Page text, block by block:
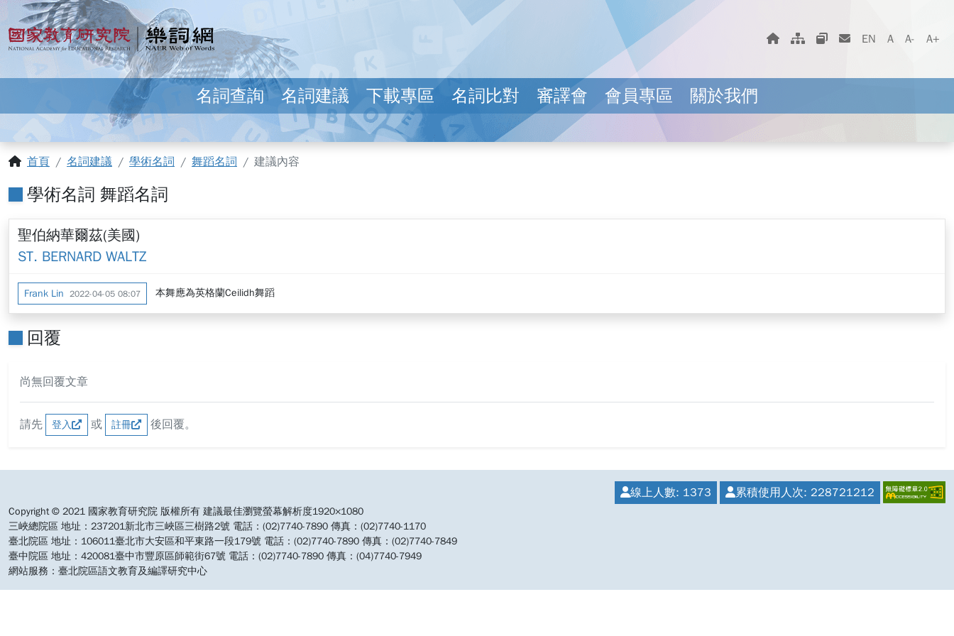
跳到主要內容
:::
國家教育研究院 樂詞網
回首頁網站地圖相關網站聯絡我們
EN 字體大小選擇
A A- A+
名詞查詢 名詞建議 下載專區 名詞比對 審譯會 會員專區 關於我們
首頁
名詞建議 學術名詞 舞蹈名詞 建議內容
學術名詞 舞蹈名詞
聖伯納華爾茲(美國)
ST. BERNARD WALTZ
Frank Lin 2022-04-05 08:07 本舞應為英格蘭Ceilidh舞蹈
回覆
尚無回覆文章
請先 登入 或 註冊 後回覆。
線上人數: 1373 累積使用人次: 228721212
Copyright © 2021 國家教育研究院 版權所有 建議最佳瀏覽螢幕解析度1920×1080
三峽總院區 地址：237201新北市三峽區三樹路2號 電話：(02)7740-7890 傳真：(02)7740-1170
臺北院區 地址：106011臺北市大安區和平東路一段179號 電話：(02)7740-7890 傳真：(02)7740-7849
臺中院區 地址：420081臺中市豐原區師範街67號 電話：(02)7740-7890 傳真：(04)7740-7949
網站服務：臺北院區語文教育及編譯研究中心